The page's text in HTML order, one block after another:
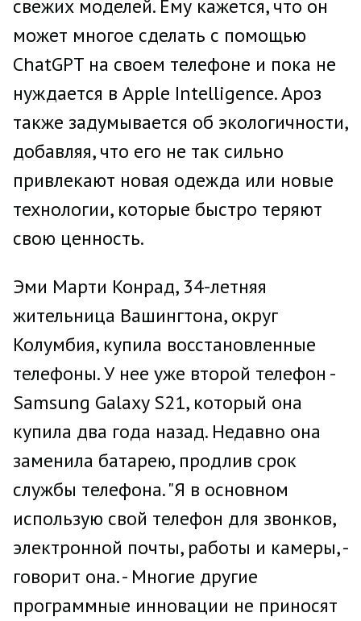
свежих моделей. Ему кажется, что он
может многое сделать с помощью
ChatGPT на своем телефоне и пока не
нуждается в Apple Intelligence. Ароз
также задумывается об экологичности,
добавляя, что его не так сильно
привлекают новая одежда или новые
технологии, которые быстро теряют
свою ценность.
Эми Марти Конрад, 34-летняя
жительница Вашингтона, округ
Колумбия, купила восстановленные
телефоны. У нее уже второй телефон -
Samsung Galaxy S21, который она
купила два года назад. Недавно она
заменила батарею, продлив срок
службы телефона. "Я в основном
использую свой телефон для звонков,
электронной почты, работы и камеры, -
говорит она. - Многие другие
программные инновации не приносят